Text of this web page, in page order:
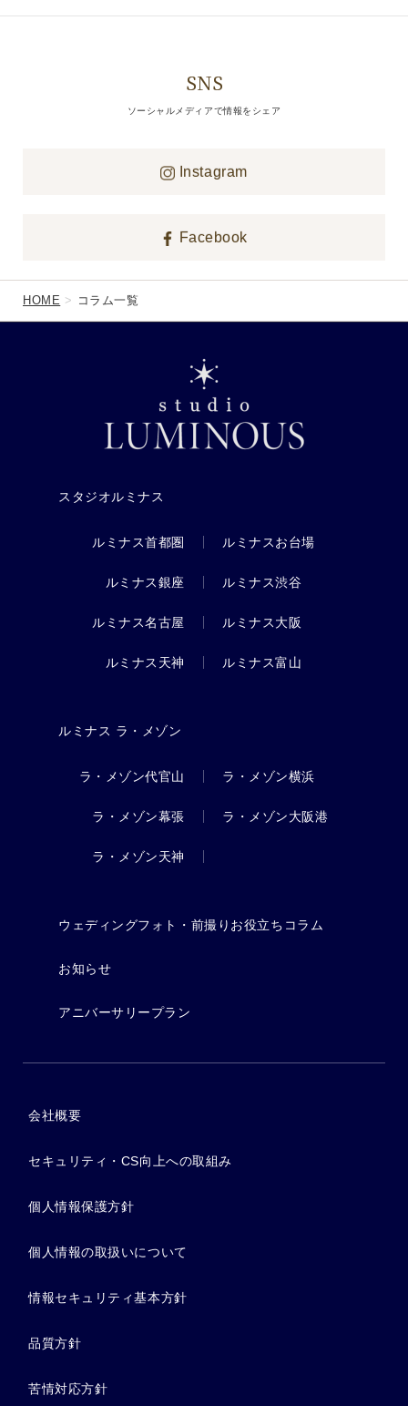
SNS
ソーシャルメディアで情報をシェア
Instagram
Facebook
HOME コラム一覧
スタジオルミナス
ルミナス首都圏 ルミナスお台場
ルミナス銀座 ルミナス渋谷
ルミナス名古屋 ルミナス大阪
ルミナス天神 ルミナス富山
ルミナス ラ・メゾン
ラ・メゾン代官山 ラ・メゾン横浜
ラ・メゾン幕張 ラ・メゾン大阪港
ラ・メゾン天神
ウェディングフォト・前撮りお役立ちコラム
お知らせ
アニバーサリープラン
会社概要
セキュリティ・CS向上への取組み
個人情報保護方針
個人情報の取扱いについて
情報セキュリティ基本方針
品質方針
苦情対応方針